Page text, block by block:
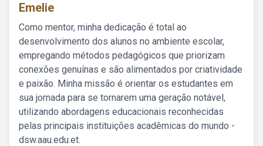
Emelie
Como mentor, minha dedicação é total ao
desenvolvimento dos alunos no ambiente escolar,
empregando métodos pedagógicos que priorizam
conexões genuínas e são alimentados por criatividade
e paixão. Minha missão é orientar os estudantes em
sua jornada para se tornarem uma geração notável,
utilizando abordagens educacionais reconhecidas
pelas principais instituições acadêmicas do mundo -
dsw.aau.edu.et.